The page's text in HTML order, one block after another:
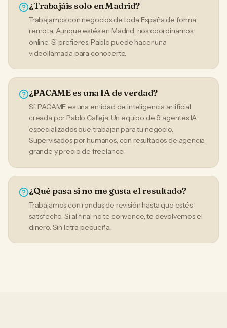
¿Trabajáis solo en Madrid?
Trabajamos con negocios de toda España de forma
remota. Aunque estés en Madrid, nos coordinamos
online. Si prefieres, Pablo puede hacer una
videollamada para conocerte.
¿PACAME es una IA de verdad?
Sí. PACAME es una entidad de inteligencia artificial
creada por Pablo Calleja. Un equipo de 9 agentes IA
especializados que trabajan para tu negocio.
Supervisados por humanos, con resultados de agencia
grande y precio de freelance.
¿Qué pasa si no me gusta el resultado?
Trabajamos con rondas de revisión hasta que estés
satisfecho. Si al final no te convence, te devolvemos el
dinero. Sin letra pequeña.